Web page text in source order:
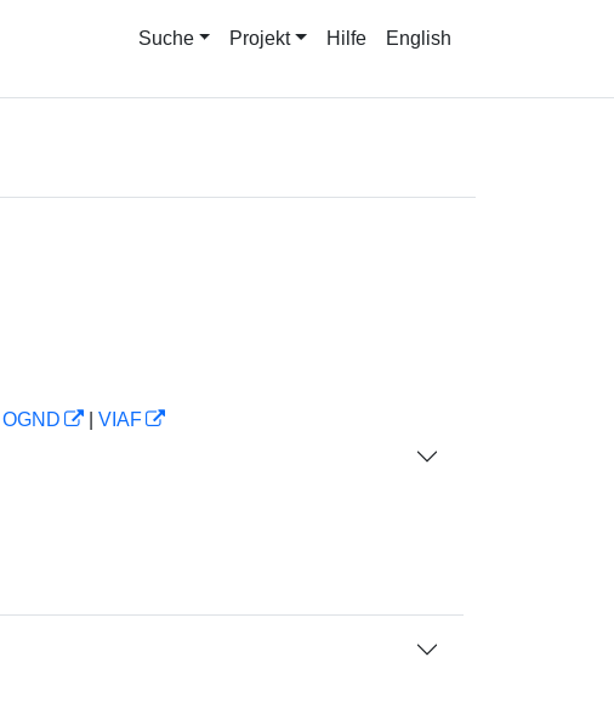
Suche Projekt Hilfe English
OGND
VIAF